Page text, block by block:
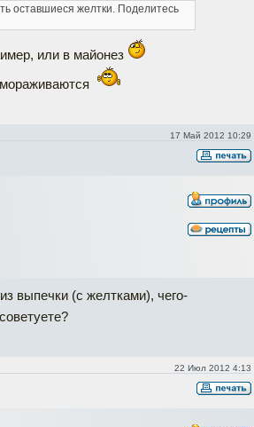
оставшиеся желтки. Поделитесь
или в майонез
17 Май 2012 10:29
выпечки (с желтками), чего-
22 Июл 2012 4:13